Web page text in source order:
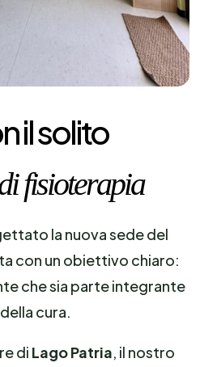
il solito
fisioterapia
la nuova sede del
con un obiettivo chiaro:
che sia parte integrante
della cura.
di Lago Patria, il nostro